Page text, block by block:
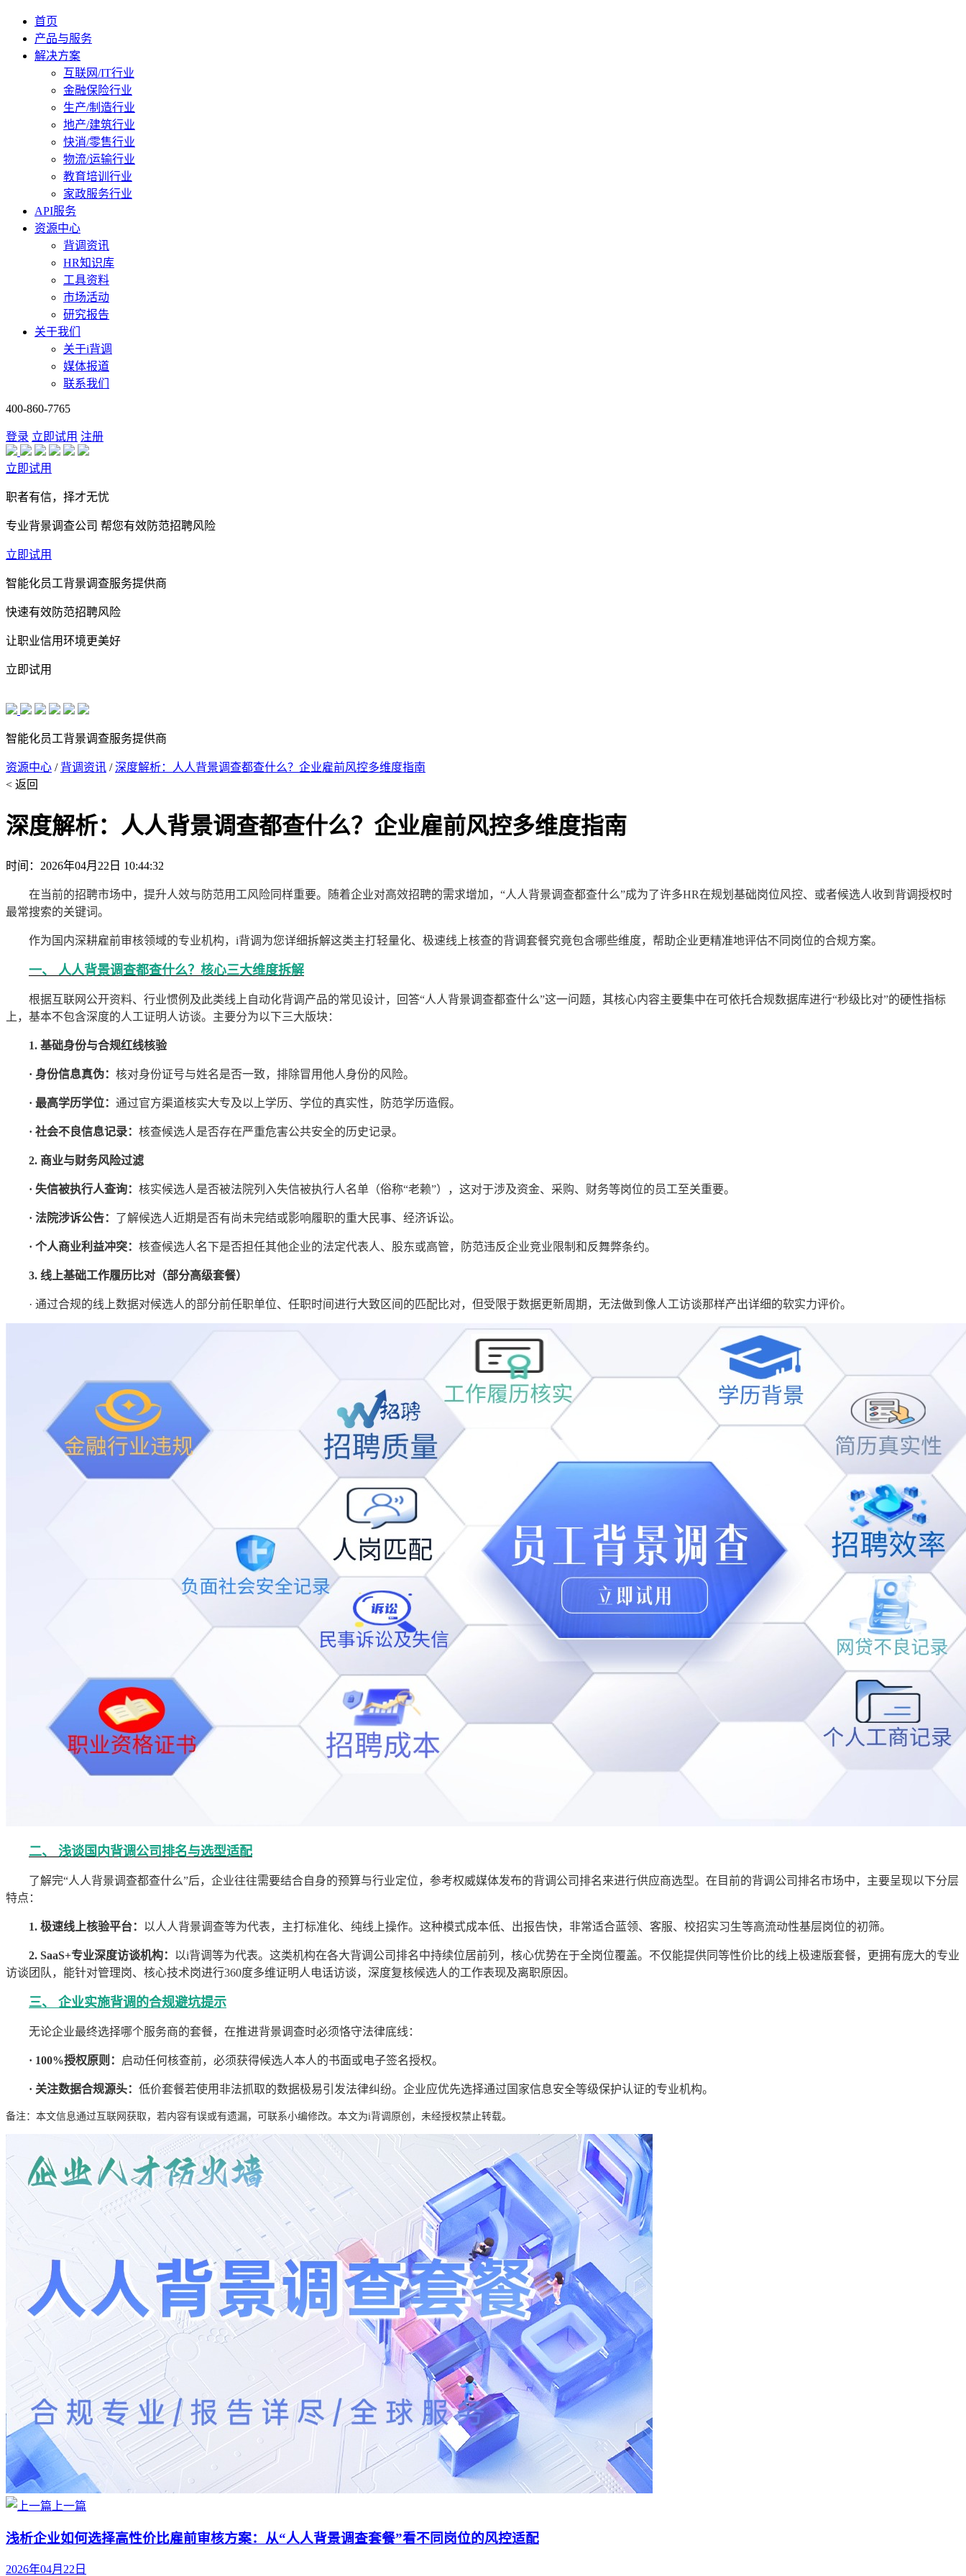
首页
产品与服务
解决方案
互联网/IT行业
金融保险行业
生产/制造行业
地产/建筑行业
快消/零售行业
物流/运输行业
教育培训行业
家政服务行业
API服务
资源中心
背调资讯
HR知识库
工具资料
市场活动
研究报告
关于我们
关于i背调
媒体报道
联系我们
400-860-7765
登录 立即试用 注册
立即试用
职者有信，择才无忧
专业背景调查公司 帮您有效防范招聘风险
立即试用
智能化员工背景调查服务提供商
快速有效防范招聘风险
让职业信用环境更美好
立即试用
智能化员工背景调查服务提供商
资源中心 / 背调资讯 /深度解析：人人背景调查都查什么？企业雇前风控多维度指南
< 返回
深度解析：人人背景调查都查什么？企业雇前风控多维度指南
时间：2026年04月22日 10:44:32
在当前的招聘市场中，提升人效与防范用工风险同样重要。随着企业对高效招聘的需求增加，“人人背景调查都查什么”成为了许多HR在规划基础岗位风控、或者候选人收到背调授权时
最常搜索的关键词。
作为国内深耕雇前审核领域的专业机构，i背调为您详细拆解这类主打轻量化、极速线上核查的背调套餐究竟包含哪些维度，帮助企业更精准地评估不同岗位的合规方案。
一、 人人背景调查都查什么？核心三大维度拆解
根据互联网公开资料、行业惯例及此类线上自动化背调产品的常见设计，回答“人人背景调查都查什么”这一问题，其核心内容主要集中在可依托合规数据库进行“秒级比对”的硬性指标
上，基本不包含深度的人工证明人访谈。主要分为以下三大版块：
1. 基础身份与合规红线核验
· 身份信息真伪： 核对身份证号与姓名是否一致，排除冒用他人身份的风险。
· 最高学历学位： 通过官方渠道核实大专及以上学历、学位的真实性，防范学历造假。
· 社会不良信息记录： 核查候选人是否存在严重危害公共安全的历史记录。
2. 商业与财务风险过滤
· 失信被执行人查询： 核实候选人是否被法院列入失信被执行人名单（俗称“老赖”），这对于涉及资金、采购、财务等岗位的员工至关重要。
· 法院涉诉公告： 了解候选人近期是否有尚未完结或影响履职的重大民事、经济诉讼。
· 个人商业利益冲突： 核查候选人名下是否担任其他企业的法定代表人、股东或高管，防范违反企业竞业限制和反舞弊条约。
3. 线上基础工作履历比对（部分高级套餐）
· 通过合规的线上数据对候选人的部分前任职单位、任职时间进行大致区间的匹配比对，但受限于数据更新周期，无法做到像人工访谈那样产出详细的软实力评价。
二、 浅谈国内背调公司排名与选型适配
了解完“人人背景调查都查什么”后，企业往往需要结合自身的预算与行业定位，参考权威媒体发布的背调公司排名来进行供应商选型。在目前的背调公司排名市场中，主要呈现以下分层
特点：
1. 极速线上核验平台： 以人人背景调查等为代表，主打标准化、纯线上操作。这种模式成本低、出报告快，非常适合蓝领、客服、校招实习生等高流动性基层岗位的初筛。
2. SaaS+专业深度访谈机构： 以i背调等为代表。这类机构在各大背调公司排名中持续位居前列，核心优势在于全岗位覆盖。不仅能提供同等性价比的线上极速版套餐，更拥有庞大的专业
访谈团队，能针对管理岗、核心技术岗进行360度多维证明人电话访谈，深度复核候选人的工作表现及离职原因。
三、 企业实施背调的合规避坑提示
无论企业最终选择哪个服务商的套餐，在推进背景调查时必须恪守法律底线：
· 100%授权原则： 启动任何核查前，必须获得候选人本人的书面或电子签名授权。
· 关注数据合规源头： 低价套餐若使用非法抓取的数据极易引发法律纠纷。企业应优先选择通过国家信息安全等级保护认证的专业机构。
备注：本文信息通过互联网获取，若内容有误或有遗漏，可联系小编修改。本文为i背调原创，未经授权禁止转载。
上一篇
浅析企业如何选择高性价比雇前审核方案：从“人人背景调查套餐”看不同岗位的风控适配
2026年04月22日